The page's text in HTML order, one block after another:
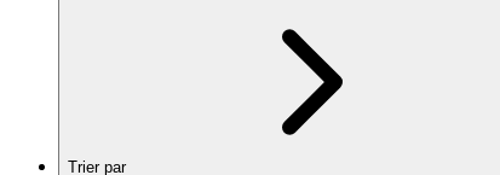
Trier par